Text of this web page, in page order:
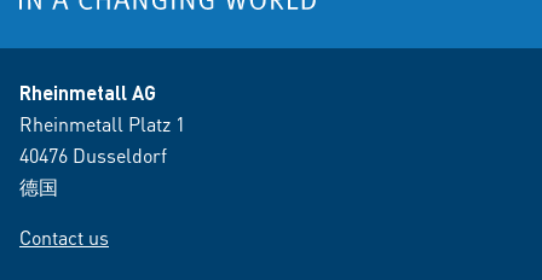
Rheinmetall AG
Rheinmetall Platz 1
40476 Dusseldorf
德国
Contact us